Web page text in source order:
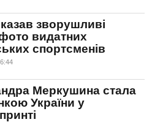
зворушливі
видатних
спортсменів
Меркушина стала
України у